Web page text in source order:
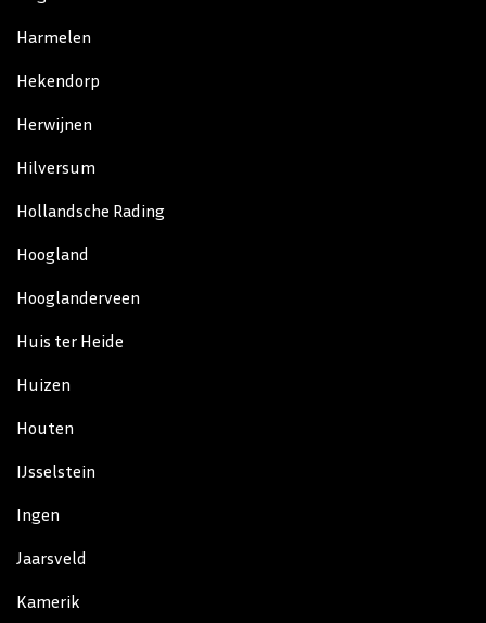
Harmelen
Hekendorp
Herwijnen
Hilversum
Hollandsche Rading
Hoogland
Hooglanderveen
Huis ter Heide
Huizen
Houten
IJsselstein
Ingen
Jaarsveld
Kamerik